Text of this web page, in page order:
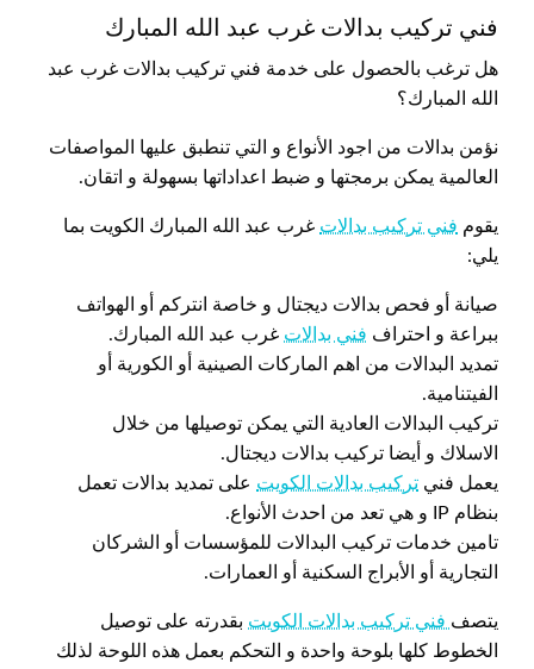
فني تركيب بدالات غرب عبد الله المبارك
هل ترغب بالحصول على خدمة فني تركيب بدالات غرب عبد
الله المبارك؟
نؤمن بدالات من اجود الأنواع و التي تنطبق عليها المواصفات
العالمية يمكن برمجتها و ضبط اعداداتها بسهولة و اتقان.
يقوم فني تركيب بدالات غرب عبد الله المبارك الكويت بما
يلي:
صيانة أو فحص بدالات ديجتال و خاصة انتركم أو الهواتف
ببراعة و احتراف فني بدالات غرب عبد الله المبارك.
تمديد البدالات من اهم الماركات الصينية أو الكورية أو
الفيتنامية.
تركيب البدالات العادية التي يمكن توصيلها من خلال
الاسلاك و أيضا تركيب بدالات ديجتال.
يعمل فني تركيب بدالات الكويت على تمديد بدالات تعمل
بنظام IP و هي تعد من احدث الأنواع.
تامين خدمات تركيب البدالات للمؤسسات أو الشركان
التجارية أو الأبراج السكنية أو العمارات.
يتصف فني تركيب بدالات الكويت بقدرته على توصيل
الخطوط كلها بلوحة واحدة و التحكم بعمل هذه اللوحة لذلك